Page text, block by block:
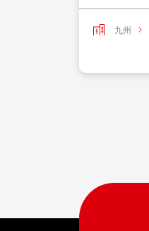
九州